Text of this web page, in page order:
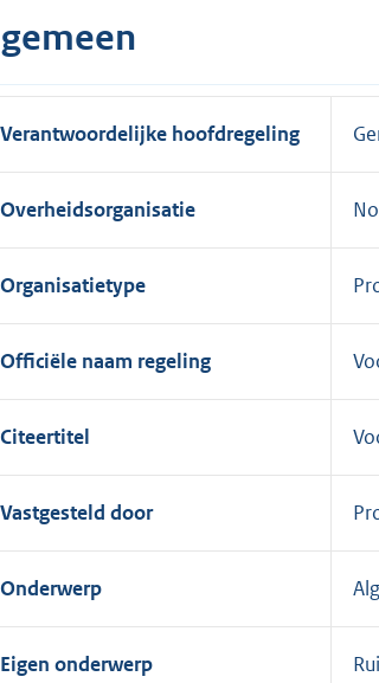
Verantwoordelijke hoofdregeling
Overheidsorganisatie
Organisatietype
Officiële naam regeling
Citeertitel
Vastgesteld door
Onderwerp
Eigen onderwerp